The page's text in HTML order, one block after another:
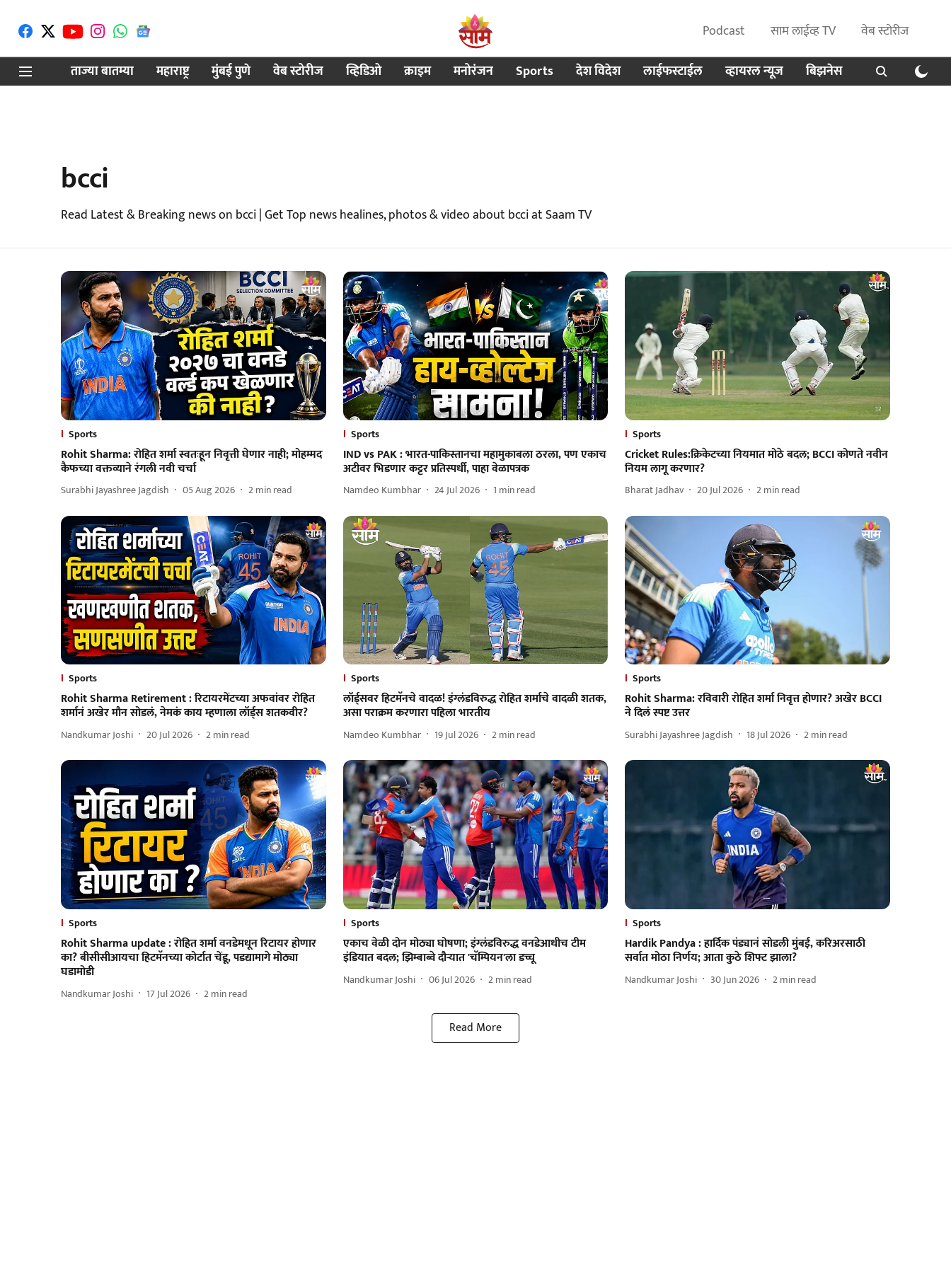
Podcast साम लाईव्ह TV
वेब स्टोरीज
ताज्या बातम्या
महाराष्ट्र मुंबई पुणे वेब स्टोरीज व्हिडिओ क्राइम मनोरंजन Sports देश विदेश लाईफस्टाईल व्हायरल न्यूज बिझनेस
bcci
Read Latest & Breaking news on bcci | Get Top news healines, photos & video about bcci at Saam TV
Sports
Rohit Sharma: रोहित शर्मा स्वतःहून निवृत्ती घेणार नाही; मोहम्मद
कैफच्या वक्तव्याने रंगली नवी चर्चा
Surabhi Jayashree Jagdish 05 Aug 2026 2min read
Sports
IND vs PAK : भारत-पाकिस्तानचा महामुकाबला ठरला, पण एकाच
अटीवर भिडणार कट्टर प्रतिस्पर्धी, पाहा वेळापत्रक
Namdeo Kumbhar 24 Jul 2026 1 min read
Sports
Cricket Rules:क्रिकेटच्या नियमात मोठे बदल; BCCI कोणते नवीन
नियम लागू करणार?
Bharat Jadhav 20 Jul 2026 2min read
Sports
Rohit Sharma Retirement : रिटायरमेंटच्या अफवांवर रोहित
शर्मानं अखेर मौन सोडलं, नेमकं काय म्हणाला लॉर्ड्स शतकवीर?
Nandkumar Joshi 20 Jul 2026 2min read
Sports
लॉर्ड्सवर हिटमॅनचे वादळ! इंग्लंडविरुद्ध रोहित शर्माचे वादळी शतक,
असा पराक्रम करणारा पहिला भारतीय
Namdeo Kumbhar 19 Jul 2026 2min read
Sports
Rohit Sharma: रविवारी रोहित शर्मा निवृत्त होणार? अखेर BCCI
ने दिलं स्पष्ट उत्तर
Surabhi Jayashree Jagdish 18 Jul 2026 2min read
Sports
Rohit Sharma update : रोहित शर्मा वनडेमधून रिटायर होणार
का? बीसीसीआयचा हिटमॅनच्या कोर्टात चेंडू, पडद्यामागे मोठ्या
घडामोडी
Nandkumar Joshi 17 Jul 2026 2min read
Sports
एकाच वेळी दोन मोठ्या घोषणा; इंग्लंडविरुद्ध वनडेआधीच टीम
इंडियात बदल; झिम्बाब्वे दौऱ्यात 'चॅम्पियन'ला डच्चू
Nandkumar Joshi 06 Jul 2026 2min read
Sports
Hardik Pandya : हार्दिक पंड्यानं सोडली मुंबई, करिअरसाठी
सर्वात मोठा निर्णय; आता कुठे शिफ्ट झाला?
Nandkumar Joshi 30 Jun 2026 2min read
Read More